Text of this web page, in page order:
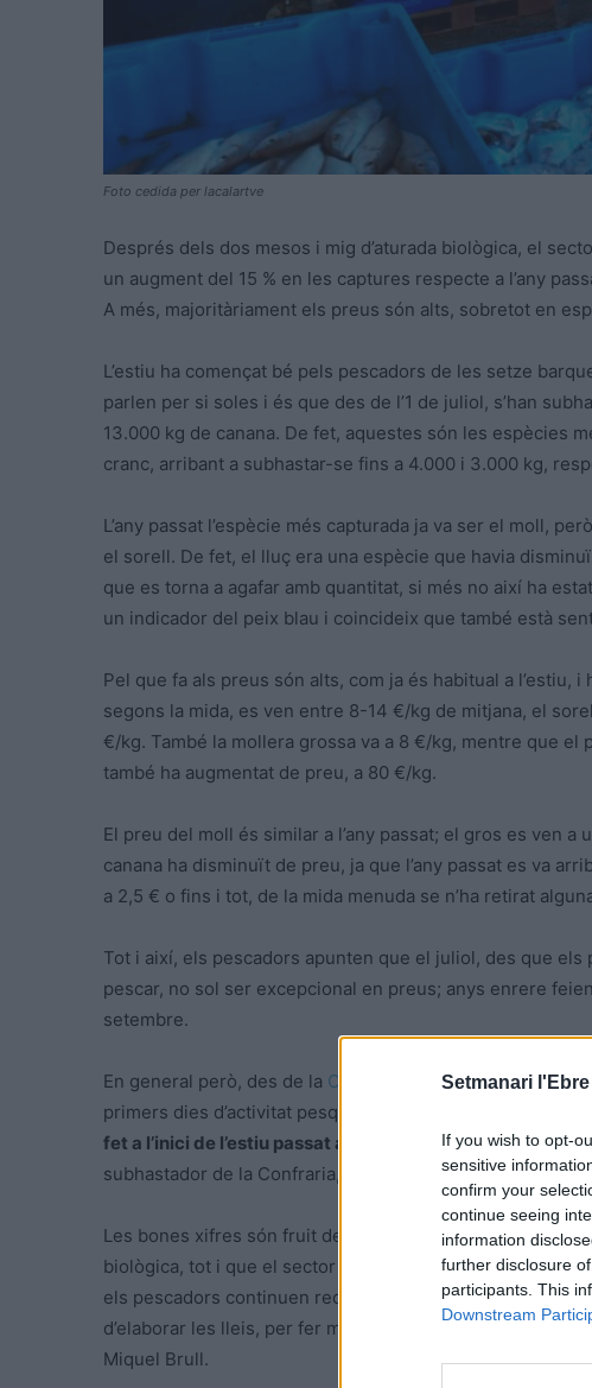
Setmanari l'Ebre
If you wish to opt-
sensitive
confirm your
continue seeing
information
further disclosure
participants. This
Downstream
Foto cedida per lacalartve
Després dels dos mesos i mig d’aturada biològica, el
un augment del 15 % en les captures respecte a l’any
A més, majoritàriament els preus són alts, sobretot en
L’estiu ha començat bé pels pescadors de les setze
parlen per si soles i és que des de l’1 de juliol, s’han
13.000 kg de canana. De fet, aquestes són les espècies
cranc, arribant a subhastar-se fins a 4.000 i 3.000 kg,
L’any passat l’espècie més capturada ja va ser el moll,
el sorell. De fet, el lluç era una espècie que havia
que es torna a agafar amb quantitat, si més no així ha
un indicador del peix blau i coincideix que també està
Pel que fa als preus són alts, com ja és habitual a l’estiu,
segons la mida, es ven entre 8-14 €/kg de mitjana, el
€/kg. També la mollera grossa va a 8 €/kg, mentre que
també ha augmentat de preu, a 80 €/kg.
El preu del moll és similar a l’any passat; el gros es ven
canana ha disminuït de preu, ja que l’any passat es va
a 2,5 € o fins i tot, de la mida menuda se n’ha retirat
Tot i així, els pescadors apunten que el juliol, des que
pescar, no sol ser excepcional en preus; anys enrere
setembre.
En general però, des de la Confraria de Pescadorsdel
primers dies d’activitat pesquera. “
fet a l’inici de l’estiu passat arribàvem als 6.000 kg
subhastador de la Confraria, Joan Ramon Llambrich.
Les bones xifres són fruit de la tasca ben feta dels
biològica, tot i que el sector continua pensant que
els pescadors continuen reclamant més credibilitat i més
d’elaborar les lleis, per fer mesures que tinguin sentit.
Miquel Brull.